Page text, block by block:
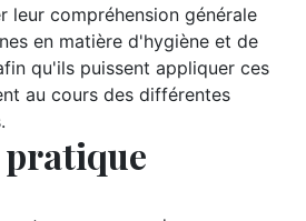
leur compréhension générale
en matière d'hygiène et de
qu'ils puissent appliquer ces
au cours des différentes